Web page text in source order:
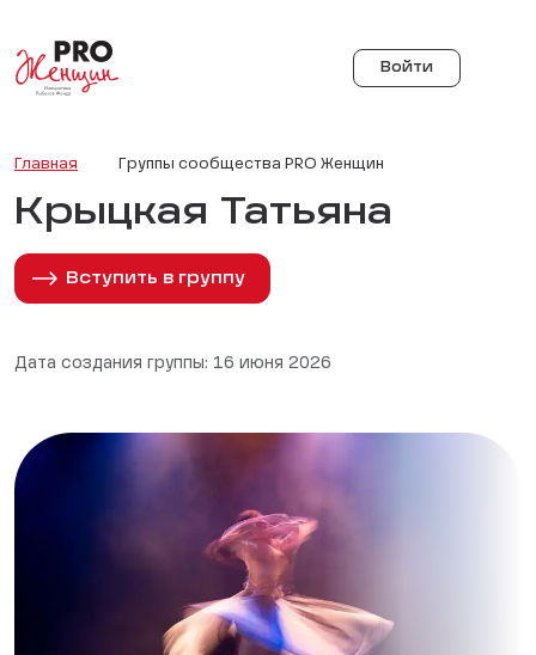
Войти
Главная Группы сообщества PRO Женщин
Крыцкая Татьяна
Вступить в группу
Дата создания группы: 16 июня 2026